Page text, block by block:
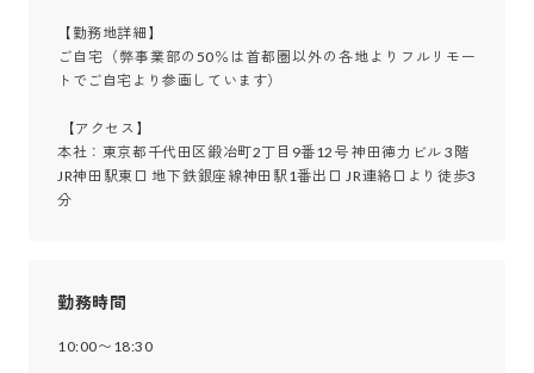
【勤務地詳細】
ご自宅（弊事業部の50％は首都圏以外の各地よりフルリモー
トでご自宅より参画しています）
本社：東京都千代田区鍛冶町2丁目9番12号 神田徳力ビル 3階
JR神田駅東口 地下鉄銀座線神田駅1番出口 JR連絡口より徒歩3
分
勤務時間
10:00〜18:30